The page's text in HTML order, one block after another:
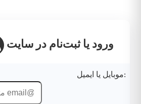
ورود یا ثبت‌نام در سایت
موبایل یا ایمیل: